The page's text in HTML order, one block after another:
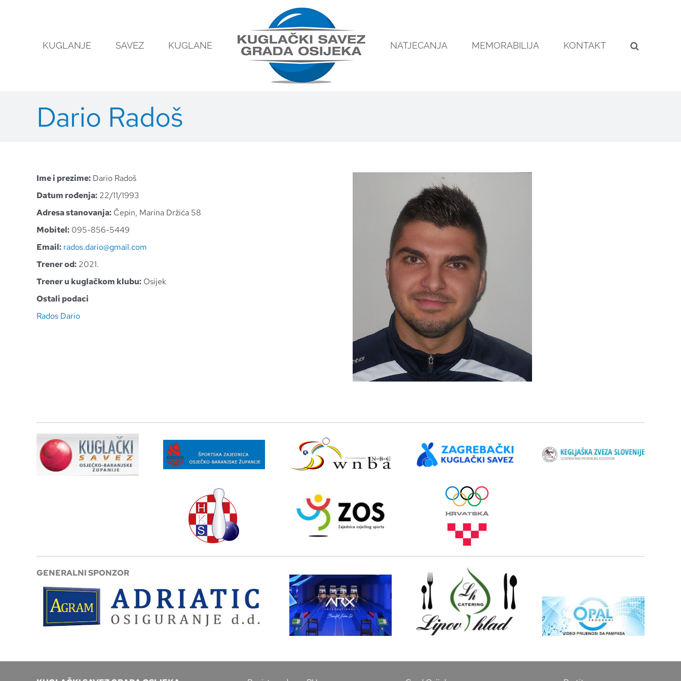
KUGLANJE
SAVEZ KUGLANE NATJECANJA MEMORABILIJA KONTAKT
Dario Radoš
Ime i prezime:Dario Radoš
Datum rođenja:22/11/1993
Adresa stanovanja:Čepin, Marina Držića 58
Mobitel:095-856-5449
Email: rados.dario@gmail.com
Trener od:2021.
Trener u kuglačkom klubu:Osijek
Ostali podaci
Rados Dario
GENERALNI SPONZOR